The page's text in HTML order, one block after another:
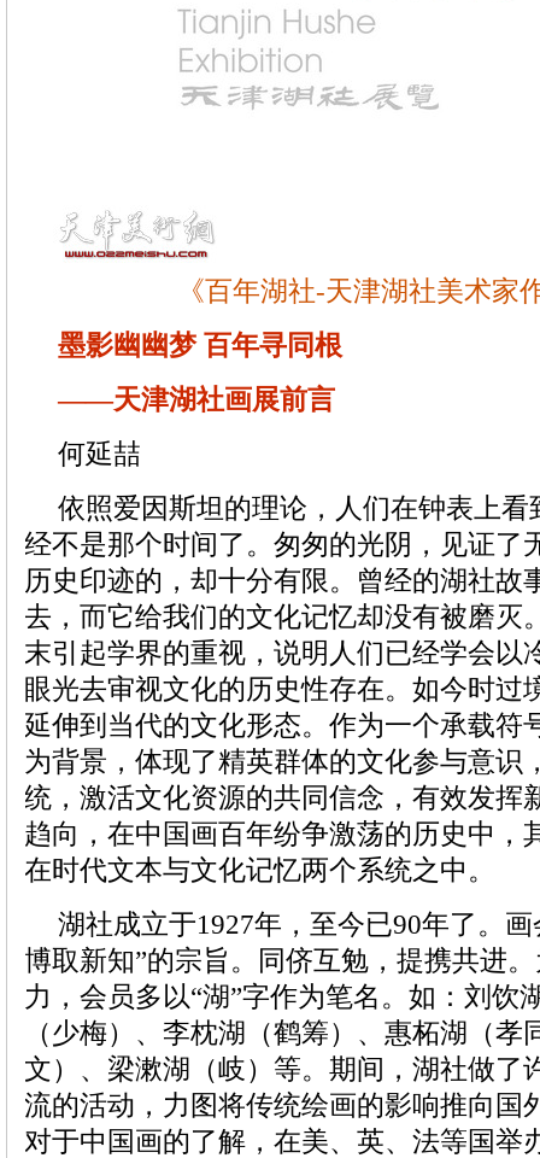
《百年湖社-天津湖社美术家
墨影幽幽梦 百年寻同根
——天津湖社画展前言
何延喆
依照爱因斯坦的理论，人们在钟表上
经不是那个时间了。匆匆的光阴，见证了
历史印迹的，却十分有限。曾经的湖社故
去，而它给我们的文化记忆却没有被磨灭
末引起学界的重视，说明人们已经学会以
眼光去审视文化的历史性存在。如今时过
延伸到当代的文化形态。作为一个承载符
为背景，体现了精英群体的文化参与意识
统，激活文化资源的共同信念，有效发挥
趋向，在中国画百年纷争激荡的历史中，
在时代文本与文化记忆两个系统之中。
湖社成立于1927年，至今已90年了。
博取新知”的宗旨。同侪互勉，提携共进
力，会员多以“湖”字作为笔名。如：刘饮
（少梅）、李枕湖（鹤筹）、惠柘湖（孝
文）、梁漱湖（岐）等。期间，湖社做了
流的活动，力图将传统绘画的影响推向国
对于中国画的了解，在美、英、法等国举